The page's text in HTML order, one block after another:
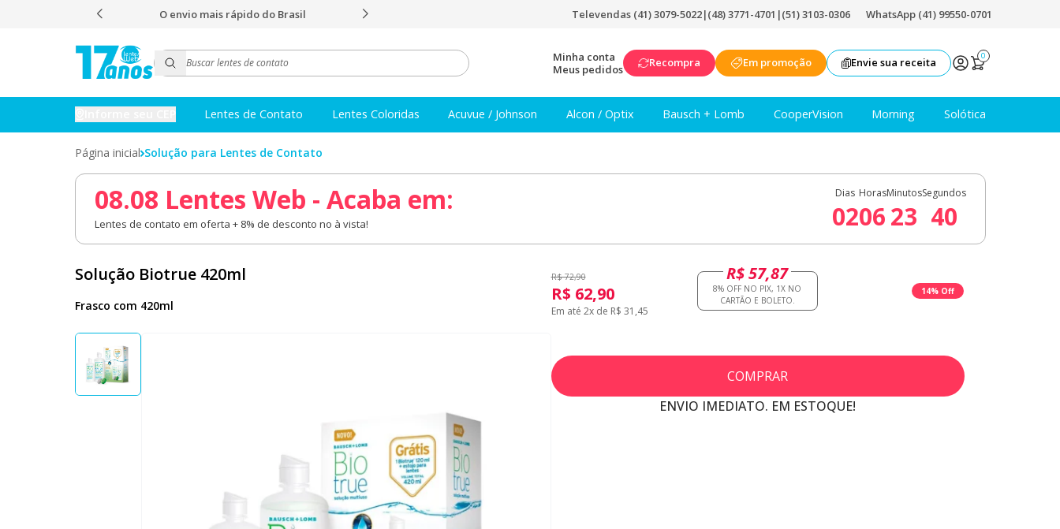
O envio mais rápido do Brasil Televendas (41) 3079-5022|(48) 3771-4701 |(51) 3103-0306 WhatsApp (41) 99550-0701
Minha conta
Meus pedidos
Recompra Em promoção Envie sua receita 0
Lentes de Contato Lentes Coloridas Acuvue / Johnson Alcon / Optix Bausch + Lomb CooperVision Morning Solótica
Página inicial Solução para Lentes de Contato
08.08 Lentes Web - Acaba em:
Lentes de contato em oferta + 8% de desconto no à vista!
Dias
02
Horas
06
Minutos
23
Segundos
39
Solução Biotrue 420ml
Frasco com 420ml
R$ 72,90
R$ 62,90
Em até 2x de R$ 31,45
R$ 57,87
14% Off
COMPRAR
ENVIO IMEDIATO. EM ESTOQUE!